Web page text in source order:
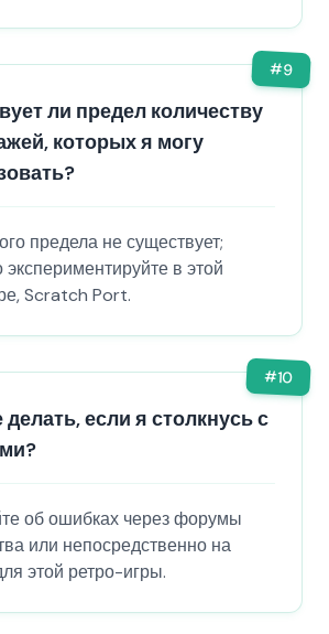
#9
ли предел количеству
которых я могу
предела не существует;
в этой
Scratch Port.
#10
если я столкнусь с
об ошибках через форумы
или непосредственно на
этой ретро-игры.